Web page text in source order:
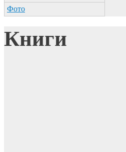
Фото
Книги